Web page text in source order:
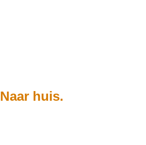
Naar huis.